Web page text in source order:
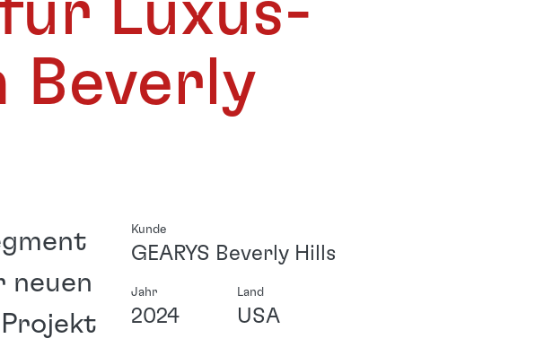
Luxus-
Beverly
Kunde
GEARYS Beverly Hills
Jahr
2024
Land
USA